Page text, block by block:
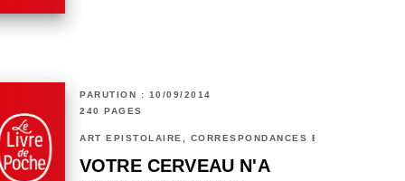
PARUTION : 10/09/2014
240 PAGES
ART ÉPISTOLAIRE, CORRESPONDANCES ET CHRONIQUES
VOTRE CERVEAU N'A